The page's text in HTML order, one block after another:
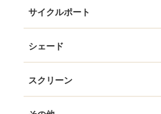
サイクルポート
シェード
スクリーン